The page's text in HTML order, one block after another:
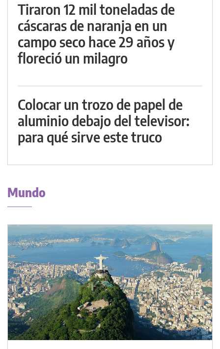
Tiraron 12 mil toneladas de
cáscaras de naranja en un
campo seco hace 29 años y
floreció un milagro
Colocar un trozo de papel de
aluminio debajo del televisor:
para qué sirve este truco
Mundo